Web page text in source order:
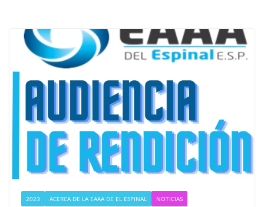
2023 ACERCA DE LA EAAA DE EL ESPINAL NOTICIAS